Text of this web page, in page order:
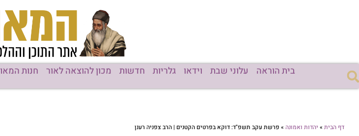
בית הוראה עלוני שבת וידאו גלריות חדשות מכון להוצאה לאור חנות
דף הבית » יהדות ואמונה » פרשת עקב תשפ"ד: דוקא בפרטים הקטנים | הרב צפניה רענן